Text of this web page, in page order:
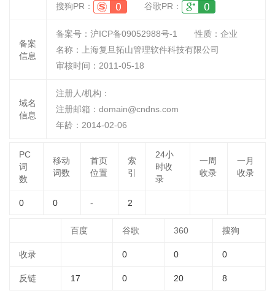
搜狗PR：
谷歌PR：
备案
信息
备案号：沪ICP备09052988号-1 性质： 企业
名称：
上海复旦拓山管理软件科技有限公司
审核时间： 2011-05-18
域名
信息
注册人/机构：
注册邮箱：domain@cndns.com
年龄：2014-02-06
PC
词
数
移动
词数
首页
位置
索
引
24小
时收
录
一周
收录
一月
收录
0 0 - 2
百度 谷歌 360 搜狗
收录 0 0 0
反链 17 0 20 8